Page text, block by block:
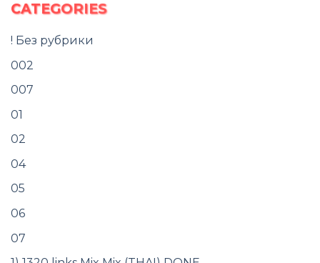
CATEGORIES
! Без рубрики
002
007
01
02
04
05
06
07